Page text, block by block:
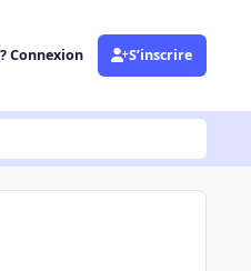
Connexion S’inscrire